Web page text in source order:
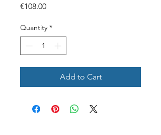
€108.00Price
Quantity *
Add to Cart